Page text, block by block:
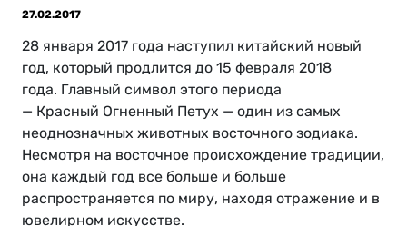
27.02.2017
28 января 2017 года наступил китайский новый
год, который продлится до 15 февраля 2018
года. Главный символ этого периода
— Красный Огненный Петух — один из самых
неоднозначных животных восточного зодиака.
Несмотря на восточное происхождение традиции,
она каждый год все больше и больше
распространяется по миру, находя отражение и в
ювелирном искусстве.